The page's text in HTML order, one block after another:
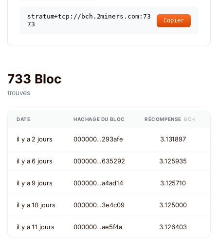
stratum+tcp://bch.2miners.com:73
73
Copier
733 Bloc
trouvés
DATE HACHAGE DU BLOC RÉCOMPENSE BCH
il y a 2 jours 000000…293afe 3.131897
il y a 6 jours 000000…635292 3.125935
il y a 9 jours 000000…a4ad14 3.125710
il y a 10 jours 000000…3e4c09 3.125000
il y a 11 jours 000000…ae5f4a 3.126403